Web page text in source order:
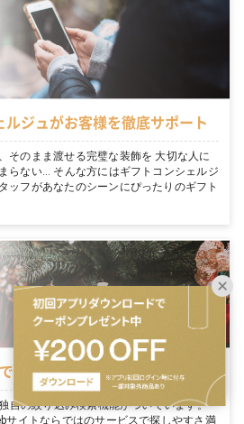
ジュがお客様を徹底サポート
そのまま渡せる完璧な装飾を 大切な人に
らない… そんな方にはギフトコンシェルジ
ッフがあなたのシーンにぴったりのギフト
シーンに適切なギフトを表示
自の絞り込み検索機能がついています。
サイトならではのサービスで探しやすさ満